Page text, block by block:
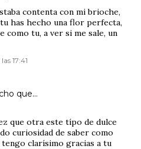
contenta con mi brioche,
has hecho una flor perfecta,
como tu, a ver si me sale, un
17:41
que…
que otra este típo de dulce
curiosidad de saber como
tengo clarísimo gracias a tu